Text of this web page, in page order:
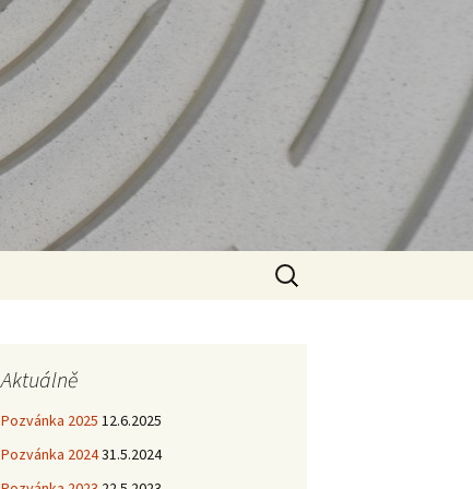
Vyhledávání
Aktuálně
Pozvánka 2025 12.6.2025
Pozvánka 202431.5.2024